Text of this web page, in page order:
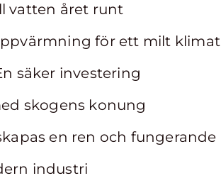
vatten året runt
för ett milt klimat
säker investering
skogens konung
en ren och fungerande
industri